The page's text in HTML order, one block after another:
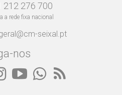
212 276 700
a rede fixa nacional
seixal.pt
nos